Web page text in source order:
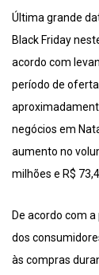
Última grande
Black Friday
acordo com
período de
negócios em
aumento no
milhões e R$
De acordo com
dos
às compras